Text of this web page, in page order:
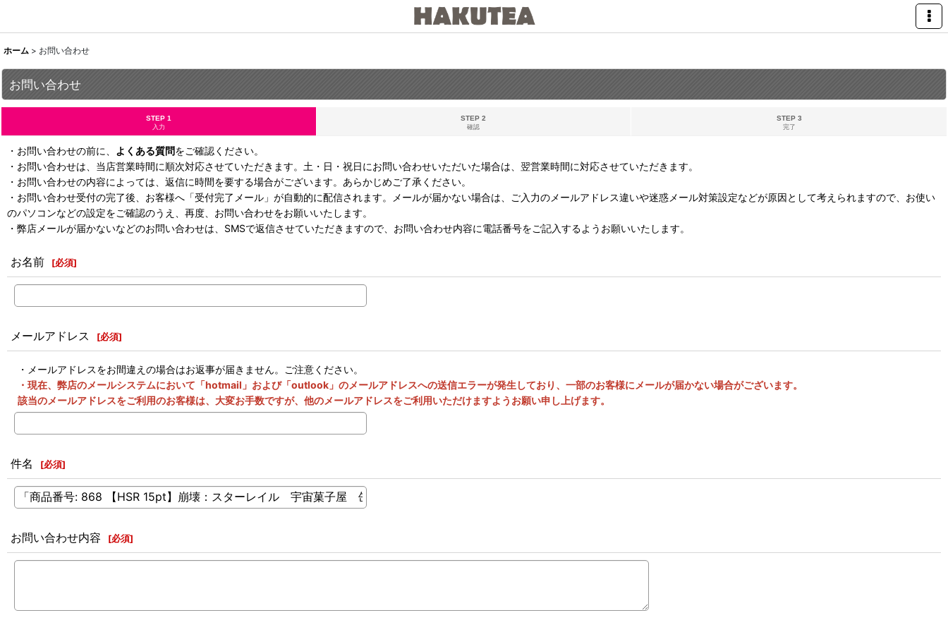
ホーム > お問い合わせ
お問い合わせ
STEP 1
入力
STEP 2
確認
STEP 3
完了
・お問い合わせの前に、 よくある質問をご確認ください。
・お問い合わせは、当店営業時間に順次対応させていただきます。土・日・祝日にお問い合わせいただいた場合は、翌営業時間に対応させていただきます。
・お問い合わせの内容によっては、返信に時間を要する場合がございます。あらかじめご了承ください。
・お問い合わせ受付の完了後、お客様へ「受付完了メール」が自動的に配信されます。メールが届かない場合は、ご入力のメールアドレス違いや迷惑メール対策設定などが原因として考えられますので、お使い
のパソコンなどの設定をご確認のうえ、再度、お問い合わせをお願いいたします。
・弊店メールが届かないなどのお問い合わせは、SMSで返信させていただきますので、お問い合わせ内容に電話番号をご記入するようお願いいたします。
お名前 [必須]
メールアドレス [必須]
・メールアドレスをお間違えの場合はお返事が届きません。ご注意ください。
・現在、弊店のメールシステムにおいて「hotmail」および「outlook」のメールアドレスへの送信エラーが発生しており、一部のお客様にメールが届かない場合がございます。
該当のメールアドレスをご利用のお客様は、大変お手数ですが、他のメールアドレスをご利用いただけますようお願い申し上げます。
件名 [必須]
お問い合わせ内容 [必須]